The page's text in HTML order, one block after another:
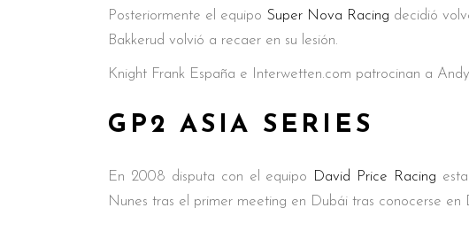
Posteriormente el equipo Super Nova Racing decidió
Bakkerud volvió a recaer en su lesión.
Knight Frank España e Interwetten.com patrocinan a
GP2 ASIA SERIES
En 2008 disputa con el equipo David Price Racing
Nunes tras el primer meeting en Dubái tras conocerse